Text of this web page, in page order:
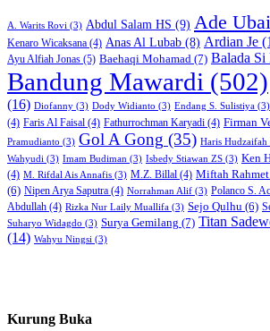
A. Warits Rovi (3) Abdul Salam HS (9) Ade
Kenaro Wicaksana (4) Anas Al Lubab (8) Ardian Je
Ayu Alfiah Jonas (5) Baehaqi Mohamad (7) Balada Si
Bandung Mawardi (502)
(16) Diofanny (3) Dody Widianto (3) Endang S. Sulistiya (3)
(4) Faris Al Faisal (4) Fathurrochman Karyadi (4) Firman
Pramudianto (3) Gol A Gong (35) Haris Hudzaifah
Wahyudi (3) Imam Budiman (3) Isbedy Stiawan ZS (3) Ken
(4) M. Rifdal Ais Annafis (3) M.Z. Billal (4) Miftah Rahmet
(6) Nipen Arya Saputra (4) Norrahman Alif (3) Polanco S.
Abdullah (4) Rizka Nur Laily Muallifa (3) Sejo Qulhu (6)
Suharyo Widagdo (3) Surya Gemilang (7) Titan
(14) Wahyu Ningsi (3)
Kurung Buka